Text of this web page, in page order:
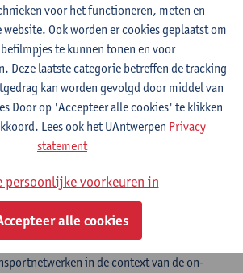
Economische Geografie en Stedelijke
Transport en Ruimtelijke
Antwerpen. Zijn huidige onderzoek
van duurzame (stedelijke)
in de context van de on-
voor het functioneren, meten en
Ook worden er cookies geplaatst om
te kunnen tonen en voor
Deze laatste categorie betreffen de tracking
kan worden gevolgd door middel van
Door op 'Accepteer alle cookies' te klikken
Lees ook het UAntwerpen Privacy
statement
persoonlijke voorkeuren in
alle cookies